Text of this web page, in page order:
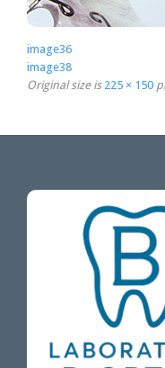
image36
image38
Original size is 225 × 150